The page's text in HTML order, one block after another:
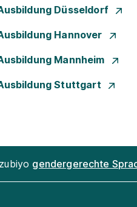
Düsseldorf
Hannover
Mannheim
Stuttgart
gendergerechte